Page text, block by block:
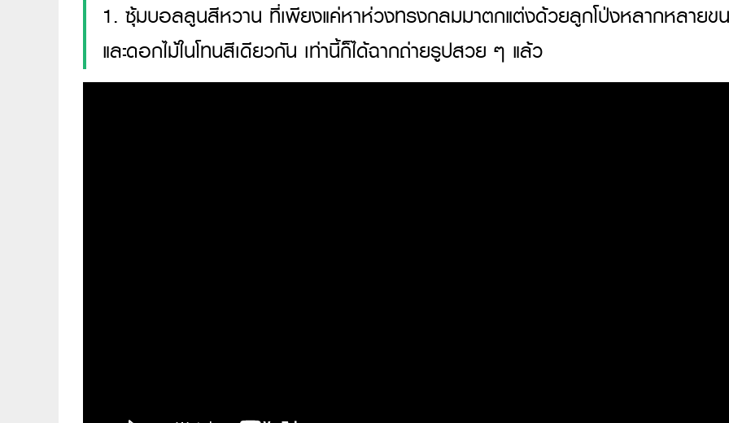
1. ซุ้มบอลลูนสีหวาน ที่เพียงแค่หาห่วงทรงกลมมาตกแต่งด้วยลูกโป่งหลากหลายข
และดอกไม้ในโทนสีเดียวกัน เท่านี้ก็ได้ฉากถ่ายรูปสวย ๆ แล้ว